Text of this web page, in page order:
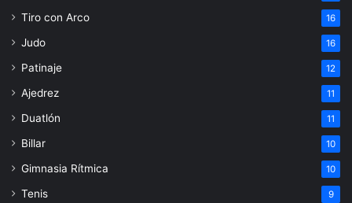
Tiro con Arco 16
Judo 16
Patinaje 12
Ajedrez 11
Duatlón 11
Billar 10
Gimnasia Rítmica 10
Tenis 9